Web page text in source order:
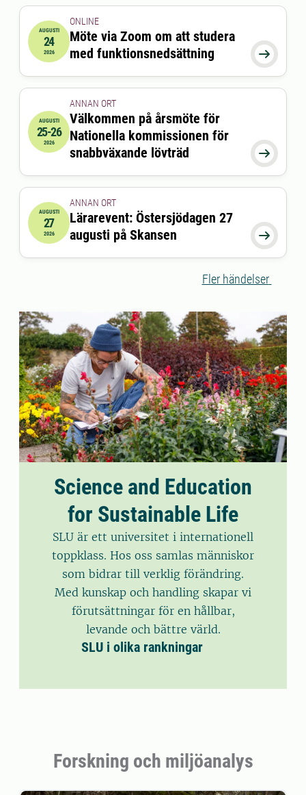
2026-08-24 15:00:00till2026-08-24 16:00:00
AUGUSTI
24
2026 
ONLINE
Möte via Zoom om att studera
med funktionsnedsättning
2026-08-25 11:30:00till2026-08-26 13:00:00
AUGUSTI
25-26
2026

ANNAN ORT
Välkommen på årsmöte för
Nationella kommissionen för
snabbväxande lövträd
2026-08-27 17:00:00till2026-08-27 19:30:00
AUGUSTI
27
2026 
ANNAN ORT
Lärarevent: Östersjödagen 27
augusti på Skansen
Fler händelser
Science and Education
for Sustainable Life
SLU är ett universitet i internationell
toppklass. Hos oss samlas människor
som bidrar till verklig förändring.
Med kunskap och handling skapar vi
förutsättningar för en hållbar,
levande och bättre värld.
SLU i olika rankningar
Forskning och miljöanalys